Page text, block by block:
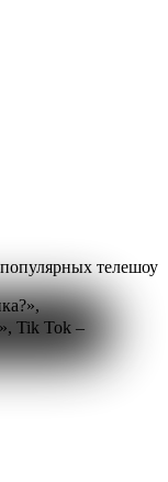
телешоу
Tik Tok –